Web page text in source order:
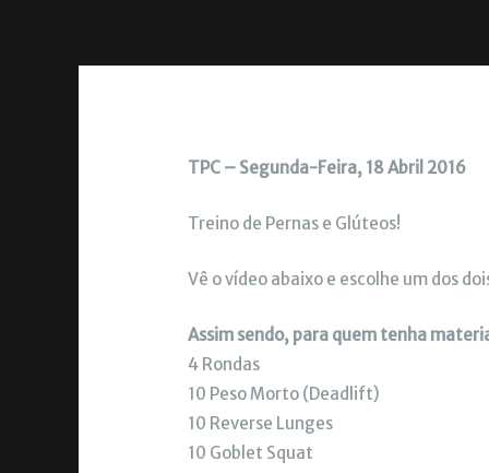
TPC – Segunda-Feira, 18 Abril 2016
Treino de Pernas e Glúteos!
Vê o vídeo abaixo e escolhe um dos
Assim sendo, para quem tenha
4 Rondas
10 Peso Morto (Deadlift)
10 Reverse Lunges
10 Goblet Squat